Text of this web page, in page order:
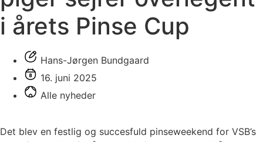
i årets Pinse Cup
Hans-Jørgen Bundgaard
16. juni 2025
Alle nyheder
Det blev en festlig og succesfuld pinseweekend for VSB’s